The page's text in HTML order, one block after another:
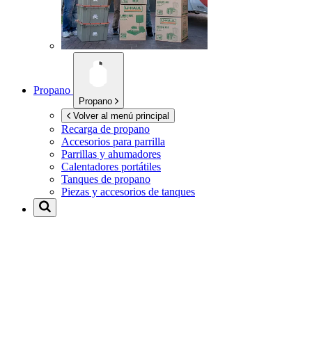
Propano
Propano
Volver al menú principal
Recarga de propano
Accesorios para parrilla
Parrillas y ahumadores
Calentadores portátiles
Tanques de propano
Piezas y accesorios de tanques